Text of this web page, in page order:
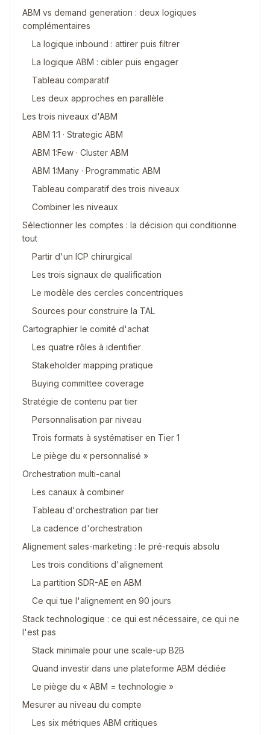
ABM vs demand generation : deux logiques
complémentaires
La logique inbound : attirer puis filtrer
La logique ABM : cibler puis engager
Tableau comparatif
Les deux approches en parallèle
Les trois niveaux d'ABM
ABM 1:1 · Strategic ABM
ABM 1:Few · Cluster ABM
ABM 1:Many · Programmatic ABM
Tableau comparatif des trois niveaux
Combiner les niveaux
Sélectionner les comptes : la décision qui conditionne
tout
Partir d'un ICP chirurgical
Les trois signaux de qualification
Le modèle des cercles concentriques
Sources pour construire la TAL
Cartographier le comité d'achat
Les quatre rôles à identifier
Stakeholder mapping pratique
Buying committee coverage
Stratégie de contenu par tier
Personnalisation par niveau
Trois formats à systématiser en Tier 1
Le piège du « personnalisé »
Orchestration multi-canal
Les canaux à combiner
Tableau d'orchestration par tier
La cadence d'orchestration
Alignement sales-marketing : le pré-requis absolu
Les trois conditions d'alignement
La partition SDR-AE en ABM
Ce qui tue l'alignement en 90 jours
Stack technologique : ce qui est nécessaire, ce qui ne
l'est pas
Stack minimale pour une scale-up B2B
Quand investir dans une plateforme ABM dédiée
Le piège du « ABM = technologie »
Mesurer au niveau du compte
Les six métriques ABM critiques